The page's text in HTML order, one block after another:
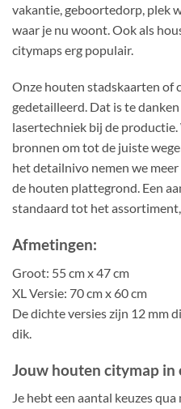
vakantie, geboortedorp, plek
waar je nu woont. Ook als
citymaps erg populair.
Onze houten stadskaarten of
gedetailleerd. Dat is te
lasertechniek bij de
bronnen om tot de juiste
het detailnivo nemen we
de houten plattegrond. Een
standaard tot het
Afmetingen:
Groot: 55 cm x 47 cm
XL Versie: 70 cm x 60 cm
De dichte versies zijn 12 mm
dik.
Jouw houten citymap in
Je hebt een aantal keuzes